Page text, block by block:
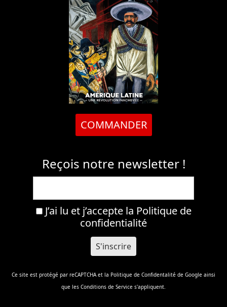
COMMANDER
Reçois notre newsletter !
J’ai lu et j’accepte la Politique de
confidentialité
Ce site est protégé par reCAPTCHA et la Politique de Confidentalité de Google ainsi
que les Conditions de Service s'appliquent.